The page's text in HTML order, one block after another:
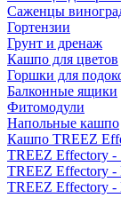
Саженцы
Гортензии
Грунт и дренаж
Кашпо для цветов
Горшки для
Балконные ящики
Фитомодули
Напольные кашпо
Кашпо TREEZ
TREEZ Effectory -
TREEZ Effectory -
TREEZ Effectory -